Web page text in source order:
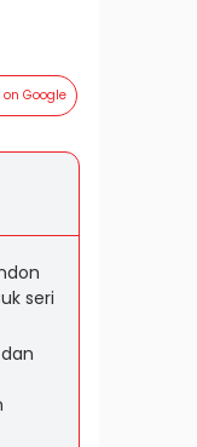
on Google
seri